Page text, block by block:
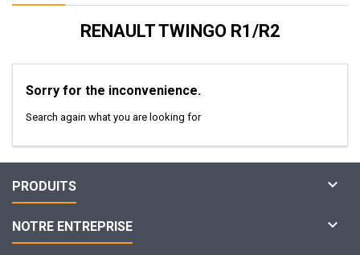
RENAULT TWINGO R1/R2
Sorry for the inconvenience.
Search again what you are looking for
PRODUITS 
NOTRE ENTREPRISE 